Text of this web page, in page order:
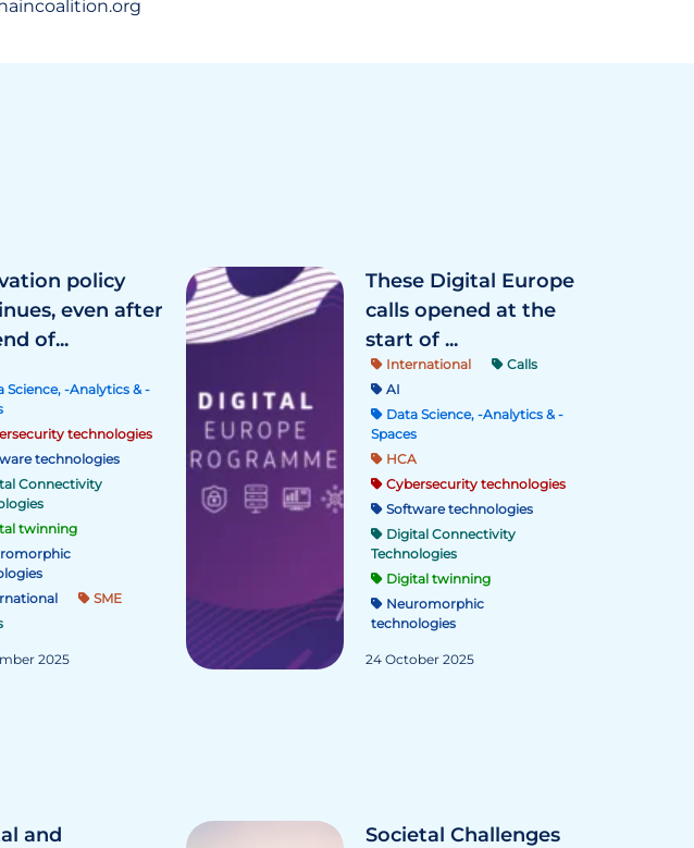
policy
even after
of...
Science, -Analytics & -
technologies
technologies
Connectivity
twinning
SME
2025
These Digital Europe
calls opened at the
start of ...
International
Calls
AI
Data Science, -Analytics & -
Spaces
HCA
Cybersecurity technologies
Software technologies
Digital Connectivity
Technologies
Digital twinning
Neuromorphic
technologies
24 October 2025
and
Societal Challenges